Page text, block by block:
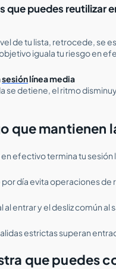
que puedes reutilizar
de tu lista, retrocede, se
iguala tu riesgo en
sesiónlínea media
se detiene, el ritmo
que mantienen
en efectivo termina tu
día evita operaciones de
al entrar y el desliz común
estrictas superan
que puedes